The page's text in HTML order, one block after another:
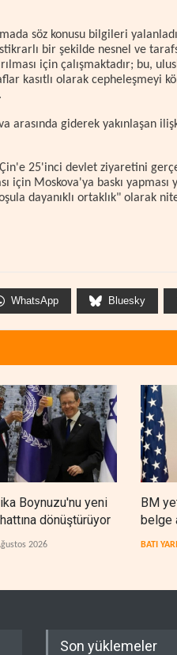
söz konusu bilgileri
bir şekilde nesnel ve
için çalışmaktadır; bu,
kasıtlı olarak cepheleşmeyi
arasında giderek yakınlaşan
25'inci devlet ziyaretini
için Moskova'ya baskı yapması
dayanıklı ortaklık" olarak
WhatsApp Bluesky
Boynuzu'nu yeni
dönüştürüyor
2026
BM
belge
BATI
Son yüklemeler